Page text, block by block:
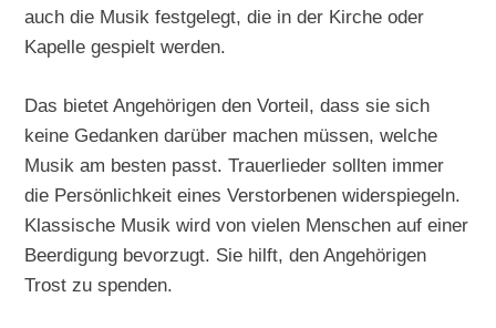
auch die Musik festgelegt, die in der Kirche oder
Kapelle gespielt werden.
Das bietet Angehörigen den Vorteil, dass sie sich
keine Gedanken darüber machen müssen, welche
Musik am besten passt. Trauerlieder sollten immer
die Persönlichkeit eines Verstorbenen widerspiegeln.
Klassische Musik wird von vielen Menschen auf einer
Beerdigung bevorzugt. Sie hilft, den Angehörigen
Trost zu spenden.